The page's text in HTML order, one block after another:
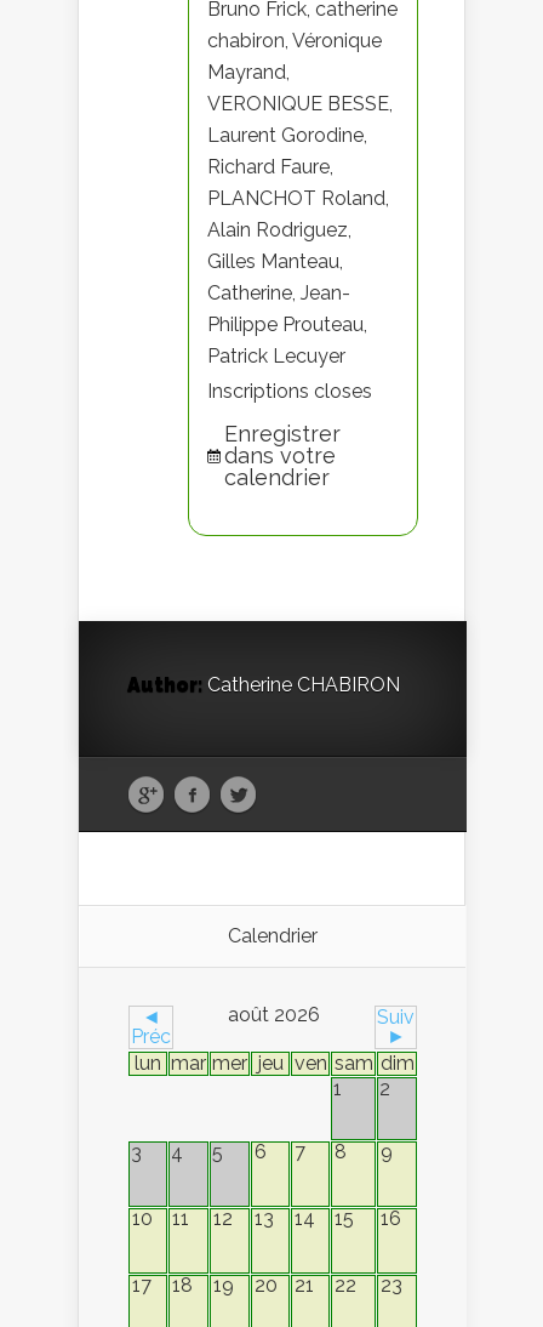
Bruno Frick, catherine
chabiron, Véronique
Mayrand,
VERONIQUE BESSE,
Laurent Gorodine,
Richard Faure,
PLANCHOT Roland,
Alain Rodriguez,
Gilles Manteau,
Catherine, Jean-
Philippe Prouteau,
Patrick Lecuyer
Inscriptions closes
Enregistrer
dans votre
calendrier
Author: Catherine CHABIRON
Calendrier
◄
Préc
août 2026
Suiv
►
lun mar mer jeu ven sam dim
1
2
3 4 5 6 7 8 9
10 11 12 13 14 15 16
17 18 19 20 21 22 23